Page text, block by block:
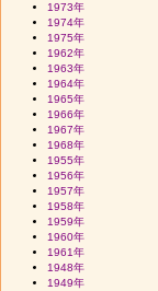
1973年
1974年
1975年
1962年
1963年
1964年
1965年
1966年
1967年
1968年
1955年
1956年
1957年
1958年
1959年
1960年
1961年
1948年
1949年